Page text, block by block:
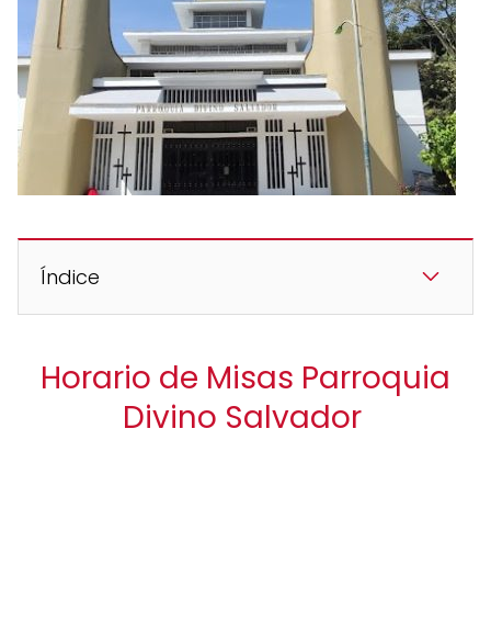
Índice
Horario de Misas Parroquia
Divino Salvador